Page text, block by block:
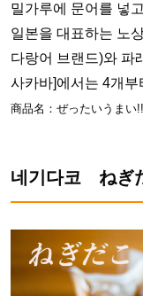
밀가루에 문어를 넣
일본을 대표하는 노
다랑어 브랜드)와 파
사카바]에서는 4개
商品名：ぜったいうまい
네기다코 ねぎ